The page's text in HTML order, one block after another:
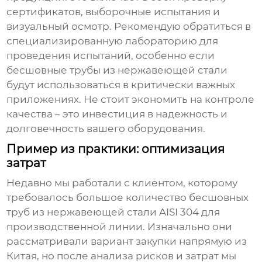
сертификатов, выборочные испытания и
визуальный осмотр. Рекомендую обратиться в
специализированную лабораторию для
проведения испытаний, особенно если
бесшовные трубы из нержавеющей стали
будут использоваться в критически важных
приложениях. Не стоит экономить на контроле
качества – это инвестиция в надежность и
долговечность вашего оборудования.
Пример из практики: оптимизация
затрат
Недавно мы работали с клиентом, которому
требовалось большое количество бесшовных
труб из нержавеющей стали AISI 304 для
производственной линии. Изначально они
рассматривали вариант закупки напрямую из
Китая, но после анализа рисков и затрат мы